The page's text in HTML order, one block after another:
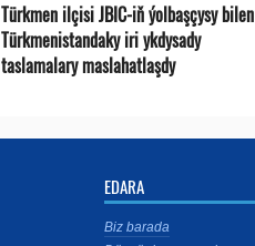
Türkmen ilçisi JBIC-iň ýolbaşçysy bilen
Türkmenistandaky iri ykdysady
taslamalary maslahatlaşdy
EDARA
Biz barada